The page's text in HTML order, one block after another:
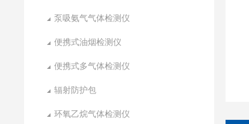
泵吸氨气气体检测仪
便携式油烟检测仪
便携式多气体检测仪
辐射防护包
环氧乙烷气体检测仪